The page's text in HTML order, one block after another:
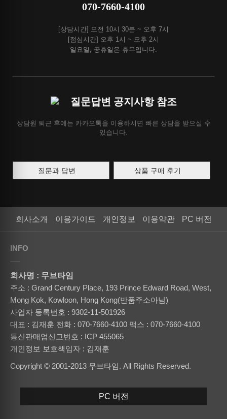
070-7660-4100
[상담시간] 오전 10시 30분 ~ 오후 7시
[점심시간] 오후 1시 ~ 오후 2시
일요일, 공휴일은 휴무입니다.
질문답변 공지사항 참조
상담원 퇴근 후에는 카카오톡을 이용하시면 빠른 상담을 받으실 수
있습니다.
질문과 답변 상품 구매 후기
회사소개 이용가이드 개인정보 이용약관 PC 버전
INFO
회사명 : 무브타임
주소 : Grand Century Place, 193 Prince Edward Road, West,
Mong Kok, Kowloon, Hong Kong(반품주소아님)
사업자 등록번호 : 9302-11-501926
대표 : 김재훈 전화 : 070-7660-4100 팩스 : 070-7660-4100
통신판매업신고번호 : ICP 455065
개인정보 보호책임자 : 김재훈
Copyright © 2001-2013 무브타임. All Rights Reserved.
PC 버전